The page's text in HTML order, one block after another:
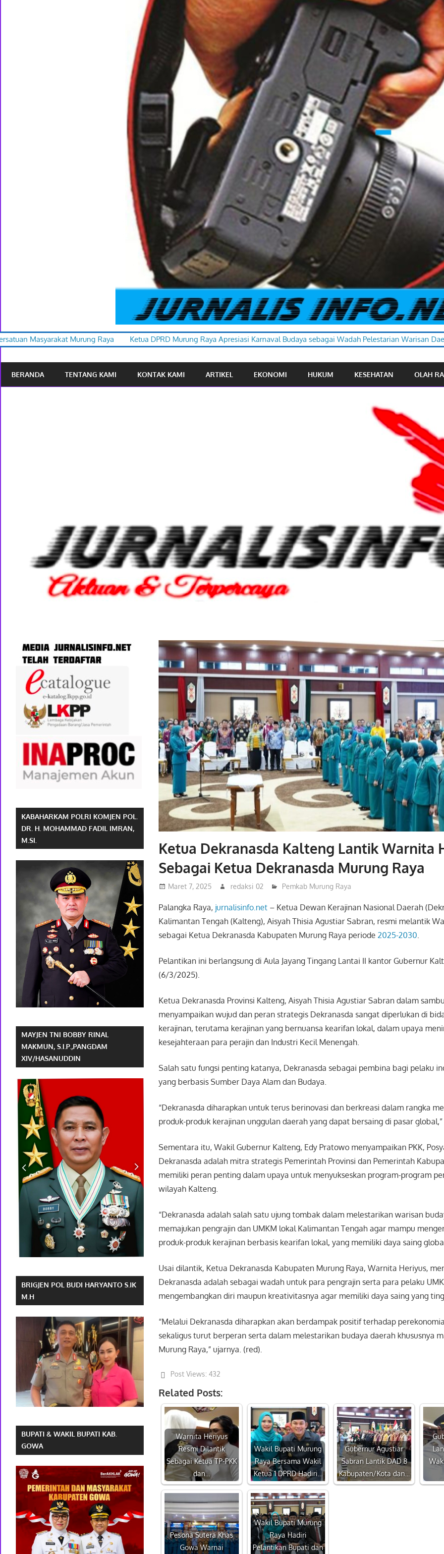
Raya Ketua DPRD Murung Raya Apresiasi Karnaval Budaya sebagai Wadah Pelestarian Warisan Daerah
BERANDA TENTANG KAMI KONTAK KAMI ARTIKEL EKONOMI HUKUM KESEHATAN OLAH
Ketua Dekranasda Kalteng Lantik Warnita
Sebagai Ketua Dekranasda Murung Raya
Maret 7, 2025 redaksi 02 Pemkab Murung Raya
Palangka Raya, jurnalisinfo.net – Ketua Dewan Kerajinan Nasional Daerah
Kalimantan Tengah (Kalteng), Aisyah Thisia Agustiar Sabran, resmi melantik
sebagai Ketua Dekranasda Kabupaten Murung Raya periode2025-2030
Pelantikan ini berlangsung di Aula Jayang Tingang Lantai II kantor Gubernur
(6/3/2025).
Ketua Dekranasda Provinsi Kalteng, Aisyah Thisia Agustiar Sabran dalam
menyampaikan wujud dan peran strategis Dekranasda sangat diperlukan di
kerajinan, terutama kerajinan yang bernuansa kearifan lokal, dalam upaya
kesejahteraan para perajin dan Industri Kecil Menengah.
Salah satu fungsi penting katanya, Dekranasda sebagai pembina bagi pelaku
yang berbasis Sumber Daya Alam dan Budaya.
“Dekranasda diharapkan untuk terus berinovasi dan berkreasi dalam rangka
produk-produk kerajinan unggulan daerah yang dapat bersaing di pasar
Sementara itu, Wakil Gubernur Kalteng, Edy Pratowo menyampaikan PKK,
Dekranasda adalah mitra strategis Pemerintah Provinsi dan Pemerintah
memiliki peran penting dalam upaya untuk menyukseskan program-program
wilayah Kalteng.
“Dekranasda adalah salah satu ujung tombak dalam melestarikan warisan
memajukan pengrajin dan UMKM lokal Kalimantan Tengah agar mampu
produk-produk kerajinan berbasis kearifan lokal, yang memiliki daya saing
Usai dilantik, Ketua Dekranasda Kabupaten Murung Raya, Warnita Heriyus,
Dekranasda adalah sebagai wadah untuk para pengrajin serta para pelaku
mengembangkan diri maupun kreativitasnya agar memiliki daya saing yang
“Melalui Dekranasda diharapkan akan berdampak positif terhadap
sekaligus turut berperan serta dalam melestarikan budaya daerah khususnya
Murung Raya,” ujarnya. (red).
Post Views: 432
Related Posts:
Warnita Heriyus
Resmi Dilantik
Sebagai Ketua TP-PKK
dan…
Wakil Bupati Murung
Raya Bersama Wakil
Ketua 1 DPRD Hadiri…
Gubernur Agustiar
Sabran Lantik DAD 8
Kabupaten/Kota dan…
Pesona Sutera Khas
Gowa Warnai
Wakil Bupati Murung
Raya Hadiri
Pelantikan Bupati dan
KABAHARKAM POLRI KOMJEN POL.
DR. H. MOHAMMAD FADIL IMRAN,
M.SI.
MAYJEN TNI BOBBY RINAL
MAKMUN, S.I.P.,PANGDAM
XIV/HASANUDDIN
BRIGJEN POL BUDI HARYANTO S.IK
M.H
BUPATI & WAKIL BUPATI KAB.
GOWA